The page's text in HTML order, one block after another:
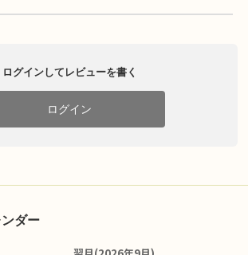
ログインしてレビューを書く
ログイン
ダー